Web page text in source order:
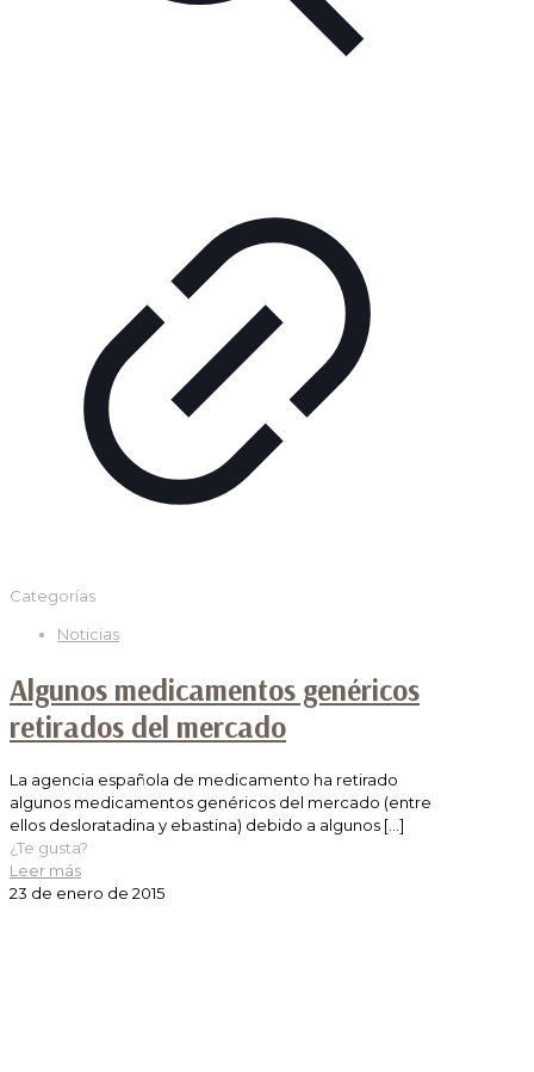
Categorías
Noticias
Algunos medicamentos genéricos
retirados del mercado
La agencia española de medicamento ha retirado
algunos medicamentos genéricos del mercado (entre
ellos desloratadina y ebastina) debido a algunos […]
¿Te gusta?
Leer más
23 de enero de 2015